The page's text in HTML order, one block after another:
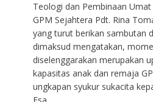
Teologi dan Pembinaan Umat
GPM Sejahtera Pdt. Rina
yang turut berikan sambutan
dimaksud mengatakan,
diselenggarakan merupakan
kapasitas anak dan remaja
ungkapan syukur sukacita